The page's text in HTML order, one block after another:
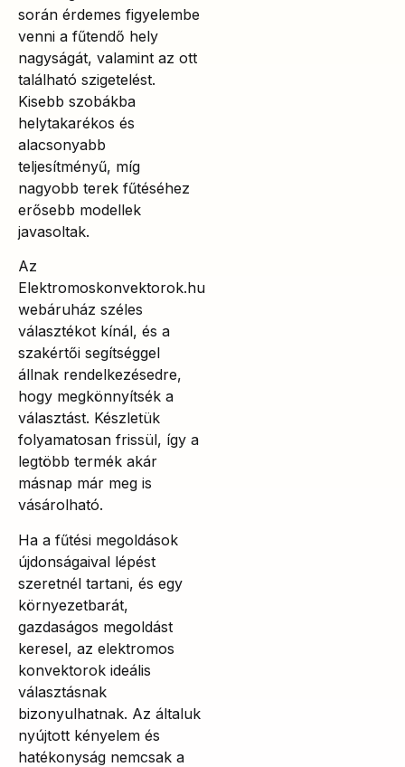
során érdemes figyelembe
venni a fűtendő hely
nagyságát, valamint az ott
található szigetelést.
Kisebb szobákba
helytakarékos és
alacsonyabb
teljesítményű, míg
nagyobb terek fűtéséhez
erősebb modellek
javasoltak.
Az
Elektromoskonvektorok.hu
webáruház széles
választékot kínál, és a
szakértői segítséggel
állnak rendelkezésedre,
hogy megkönnyítsék a
választást. Készletük
folyamatosan frissül, így a
legtöbb termék akár
másnap már meg is
vásárolható.
Ha a fűtési megoldások
újdonságaival lépést
szeretnél tartani, és egy
környezetbarát,
gazdaságos megoldást
keresel, az elektromos
konvektorok ideális
választásnak
bizonyulhatnak. Az általuk
nyújtott kényelem és
hatékonyság nemcsak a